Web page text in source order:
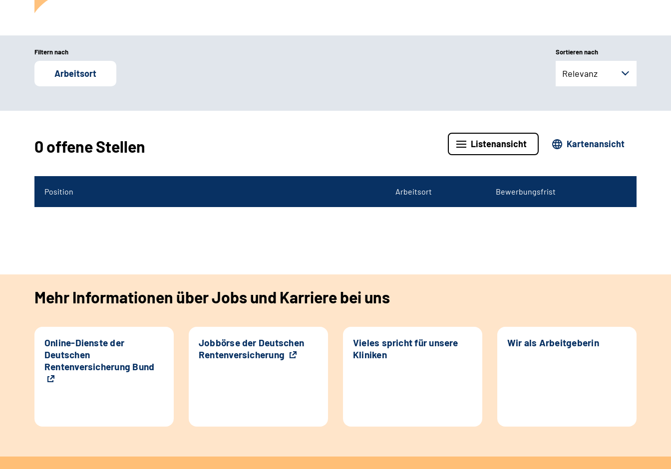
Filtern nach
Arbeitsort
Sortieren nach
Relevanz
0 offene Stellen Listenansicht Kartenansicht
Position Arbeitsort Bewerbungsfrist
Mehr Informationen über Jobs und Karriere bei uns
Online-Dienste der
Deutschen
Rentenversicherung Bund
Jobbörse der Deutschen
Rentenversicherung
Vieles spricht für unsere
Kliniken
Wir als Arbeitgeberin